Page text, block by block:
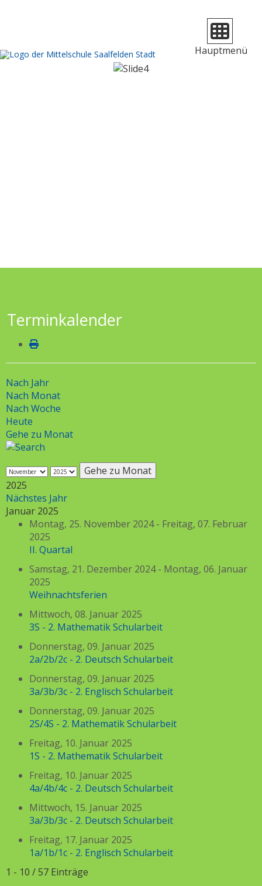
Navigation
Hauptmenü
Terminkalender
Nach Jahr
Nach Monat
Nach Woche
Heute
Gehe zu Monat
Gehe zu Monat
2025
Nächstes Jahr
Januar 2025
Montag, 25. November 2024 - Freitag, 07. Februar
2025
II. Quartal
Samstag, 21. Dezember 2024 - Montag, 06. Januar
2025
Weihnachtsferien
Mittwoch, 08. Januar 2025
3S - 2. Mathematik Schularbeit
Donnerstag, 09. Januar 2025
2a/2b/2c - 2. Deutsch Schularbeit
Donnerstag, 09. Januar 2025
3a/3b/3c - 2. Englisch Schularbeit
Donnerstag, 09. Januar 2025
2S/4S - 2. Mathematik Schularbeit
Freitag, 10. Januar 2025
1S - 2. Mathematik Schularbeit
Freitag, 10. Januar 2025
4a/4b/4c - 2. Deutsch Schularbeit
Mittwoch, 15. Januar 2025
3a/3b/3c - 2. Deutsch Schularbeit
Freitag, 17. Januar 2025
1a/1b/1c - 2. Englisch Schularbeit
Limite der Paginierungsliste
1 - 10 / 57 Einträge